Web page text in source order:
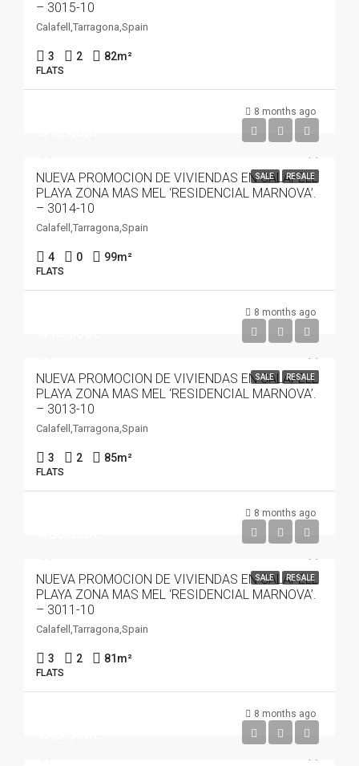
– 3015-10
Calafell,Tarragona,Spain
3 2 82m²
FLATS
8 months ago
SALE RESALE
NUEVA PROMOCION DE VIVIENDAS EN CALAFELL
PLAYA ZONA MAS MEL ‘RESIDENCIAL MARNOVA’.
– 3014-10
Calafell,Tarragona,Spain
4 0 99m²
FLATS
8 months ago
SALE RESALE
NUEVA PROMOCION DE VIVIENDAS EN CALAFELL
PLAYA ZONA MAS MEL ‘RESIDENCIAL MARNOVA’.
– 3013-10
Calafell,Tarragona,Spain
3 2 85m²
FLATS
8 months ago
SALE RESALE
NUEVA PROMOCION DE VIVIENDAS EN CALAFELL
PLAYA ZONA MAS MEL ‘RESIDENCIAL MARNOVA’.
– 3011-10
Calafell,Tarragona,Spain
3 2 81 m²
FLATS
8 months ago